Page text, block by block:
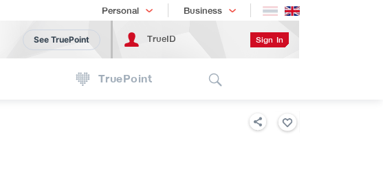
Personal
Shopping Business
เทรนด์เทคโนโลยี
See TruePoint TrueID Sign In
TruePoint